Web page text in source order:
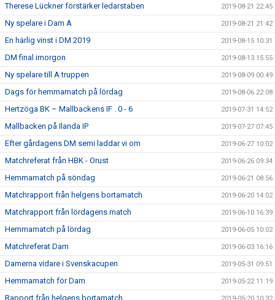
Therese Lückner förstärker ledarstaben 2019-08-21 22:45
Ny spelare i Dam A 2019-08-21 21:42
En härlig vinst i DM 2019 2019-08-15 10:31
DM final imorgon 2019-08-13 15:55
Ny spelare till A truppen 2019-08-09 00:49
Dags för hemmamatch på lördag 2019-08-06 22:08
Hertzöga BK – Mallbackens IF . 0 - 6 2019-07-31 14:52
Mallbacken på Ilanda IP 2019-07-27 07:45
Efter gårdagens DM semi laddar vi om 2019-06-27 10:02
Matchreferat från HBK - Orust 2019-06-26 09:34
Hemmamatch på söndag 2019-06-21 08:56
Matchrapport från helgens bortamatch 2019-06-20 14:02
Matchrapport från lördagens match 2019-06-10 16:39
Hemmamatch på lördag 2019-06-05 10:02
Matchreferat Dam 2019-06-03 16:16
Damerna vidare i Svenskacupen 2019-05-31 09:51
Hemmamatch för Dam 2019-05-22 11:19
Rapport från helgens bortamatch